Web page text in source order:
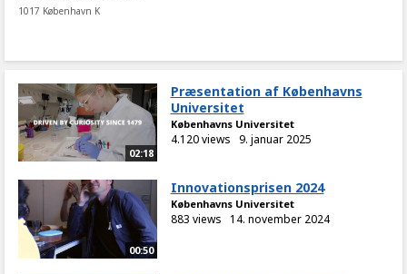
1017 København K
02:18
Præsentation af Københavns
Universitet
Københavns Universitet
4.120 views 9. januar 2025
00:50
Innovationsprisen 2024
Københavns Universitet
883 views 14. november 2024